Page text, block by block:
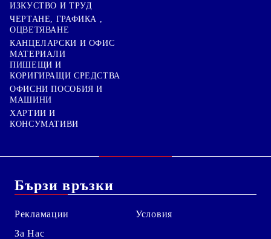
ИЗКУСТВО И ТРУД
ЧЕРТАНЕ, ГРАФИКА ,
ОЦВЕТЯВАНЕ
КАНЦЕЛАРСКИ И ОФИС
МАТЕРИАЛИ
ПИШЕЩИ И
КОРИГИРАЩИ СРЕДСТВА
ОФИСНИ ПОСОБИЯ И
МАШИНИ
ХАРТИИ И
КОНСУМАТИВИ
Бързи връзки
Рекламации
За Нас
Условия